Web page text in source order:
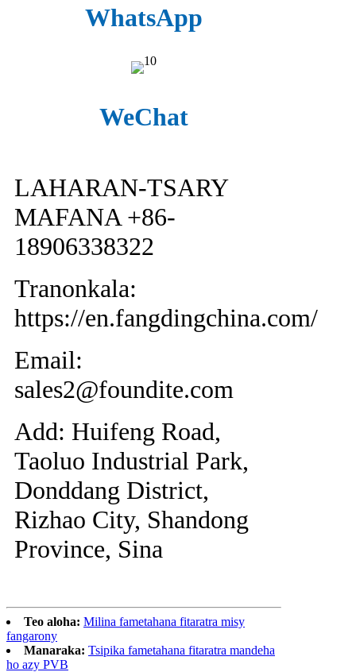
WhatsApp
WeChat
LAHARAN-TSARY
MAFANA +86-
18906338322
Tranonkala:
https://en.fangdingchina.com/
Email:
sales2@foundite.com
Add: Huifeng Road,
Taoluo Industrial Park,
Donddang District,
Rizhao City, Shandong
Province, Sina
Teo aloha: Milina fametahana fitaratra misy
fangarony
Manaraka: Tsipika fametahana fitaratra mandeha
ho azy PVB